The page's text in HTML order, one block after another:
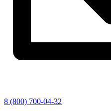
8 (800) 700-04-32